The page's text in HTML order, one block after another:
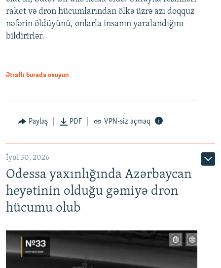
raket və dron hücumlarından ölkə üzrə azı doqquz
nəfərin öldüyünü, onlarla insanın yaralandığını
bildirirlər.
Ətraflı burada oxuyun
Paylaş PDF VPN-siz açmaq
İyul 30, 2026
Odessa yaxınlığında Azərbaycan
heyətinin olduğu gəmiyə dron
hücumu olub